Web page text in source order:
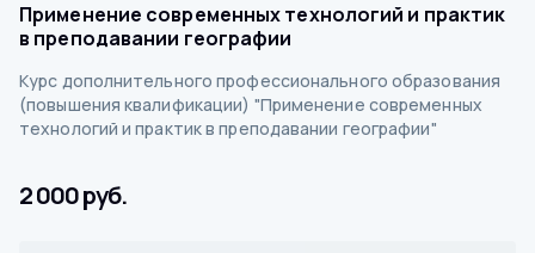
Применение современных технологий и практик
в преподавании географии
Курс дополнительного профессионального образования
(повышения квалификации) "Применение современных
технологий и практик в преподавании географии"
2 000 руб.